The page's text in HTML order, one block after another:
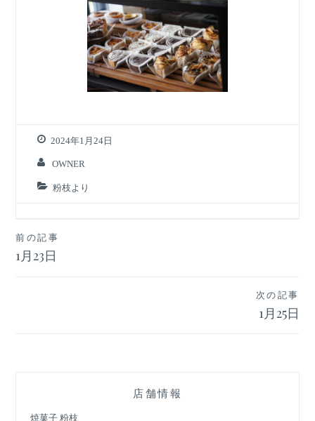
2024年1月24日
OWNER
粉枝より
投
稿
前の記事
1月23日
次の記事
1月25日
店舗情報
焼菓子 粉枝